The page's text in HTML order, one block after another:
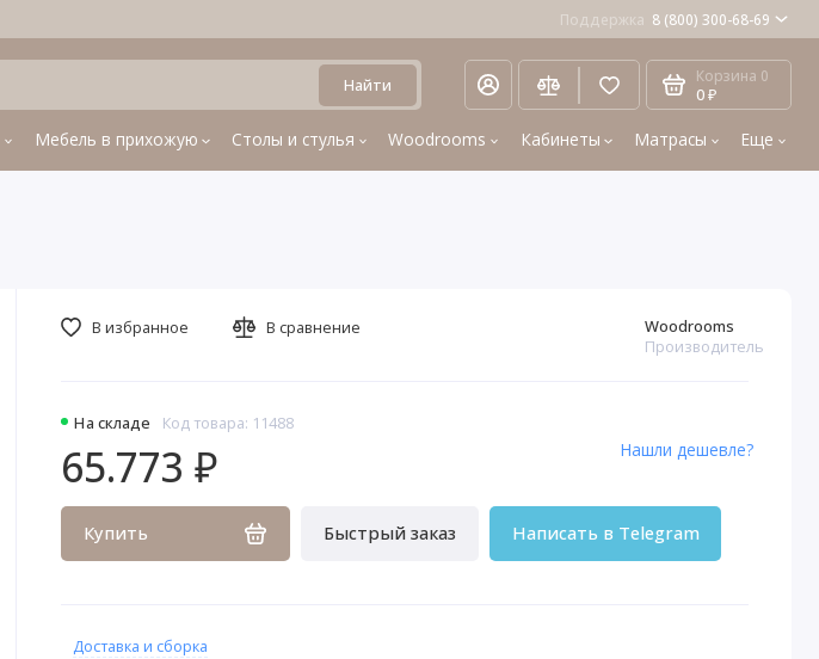
Поддержка 8 (800) 300-68-69
Найти Корзина 0
0 ₽
Мебель в прихожую Столы и стулья Woodrooms Кабинеты Матрасы Еще
На складе Код товара: 11488
Woodrooms
Производитель
65.773 ₽
Купить Быстрый заказ Написать в Telegram
Нашли дешевле?
В избранное В сравнение
Доставка и сборка